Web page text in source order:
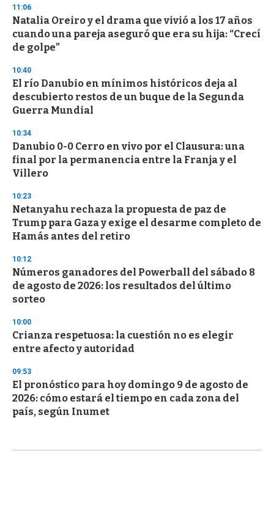
s
e
c
o
n
11:06
Natalia Oreiro y el drama que vivió a los 17 años
cuando una pareja aseguró que era su hija: “Crecí
de golpe”
10:40
El río Danubio en mínimos históricos deja al
descubierto restos de un buque de la Segunda
Guerra Mundial
10:34
Danubio 0-0 Cerro en vivo por el Clausura: una
final por la permanencia entre la Franja y el
Villero
10:23
Netanyahu rechaza la propuesta de paz de
Trump para Gaza y exige el desarme completo de
Hamás antes del retiro
10:12
Números ganadores del Powerball del sábado 8
de agosto de 2026: los resultados del último
sorteo
10:00
Crianza respetuosa: la cuestión no es elegir
entre afecto y autoridad
09:53
El pronóstico para hoy domingo 9 de agosto de
2026: cómo estará el tiempo en cada zona del
país, según Inumet